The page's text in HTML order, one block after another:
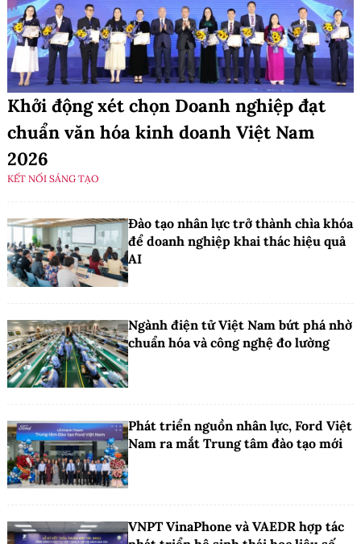
Khởi động xét chọn Doanh nghiệp đạt
chuẩn văn hóa kinh doanh Việt Nam
2026
KẾT NỐI SÁNG TẠO
Đào tạo nhân lực trở thành chìa khóa
để doanh nghiệp khai thác hiệu quả
AI
Ngành điện tử Việt Nam bứt phá nhờ
chuẩn hóa và công nghệ đo lường
Phát triển nguồn nhân lực, Ford Việt
Nam ra mắt Trung tâm đào tạo mới
VNPT VinaPhone và VAEDR hợp tác